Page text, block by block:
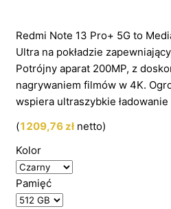
Redmi Note 13 Pro+ 5G to
Ultra na pokładzie
Potrójny aparat 200MP, z
nagrywaniem filmów w 4K.
wspiera ultraszybkie ładowanie
(1209,76złnetto)
Kolor
Pamięć